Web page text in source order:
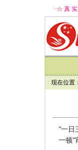
╰☆ 真 实
： 现在位置
“一
一顿“